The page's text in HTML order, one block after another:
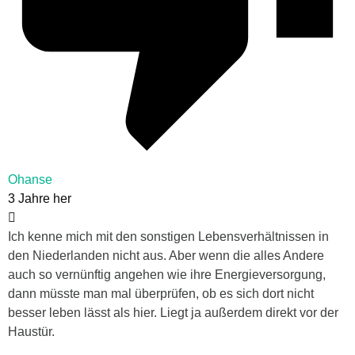
Ohanse
3 Jahre her
Ich kenne mich mit den sonstigen Lebensverhältnissen in
den Niederlanden nicht aus. Aber wenn die alles Andere
auch so vernünftig angehen wie ihre Energieversorgung,
dann müsste man mal überprüfen, ob es sich dort nicht
besser leben lässt als hier. Liegt ja außerdem direkt vor der
Haustür.